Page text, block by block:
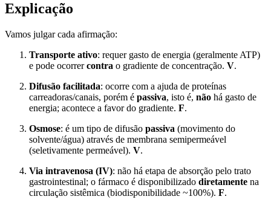
Explicação
Vamos julgar cada afirmação:
Transporte ativo: requer gasto de energia (geralmente ATP)
e pode ocorrercontra o gradiente de concentração. V.
Difusão facilitada: ocorre com a ajuda de proteínas
carreadoras/canais, porém é passiva, isto é, não há gasto de
energia; acontece a favor do gradiente. F.
Osmose: é um tipo de difusão passiva (movimento do
solvente/água) através de membrana semipermeável
(seletivamente permeável). V.
Via intravenosa (IV): não há etapa de absorção pelo trato
gastrointestinal; o fármaco é disponibilizado diretamente na
circulação sistêmica (biodisponibilidade ~100%). F.